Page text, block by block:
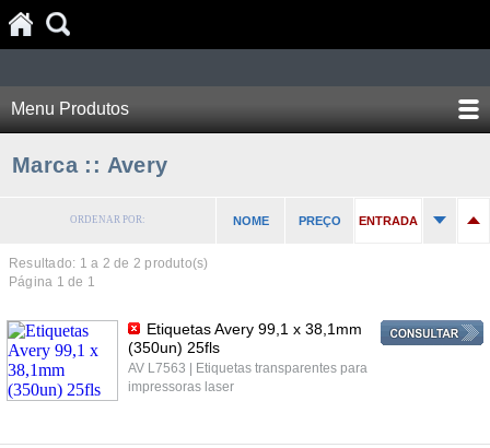
Menu Produtos
Marca :: Avery
ORDENAR POR: NOME PREÇO ENTRADA
Resultado: 1 a 2 de 2 produto(s)
Página 1 de 1
Etiquetas Avery 99,1 x 38,1mm
(350un) 25fls
AV L7563 | Etiquetas transparentes para
impressoras laser